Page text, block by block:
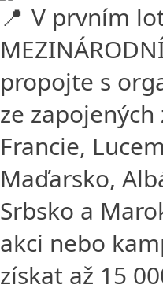
V prvním
propojte s
ze
Francie,
Maďarsko,
Srbsko a
akci nebo
získat až 15